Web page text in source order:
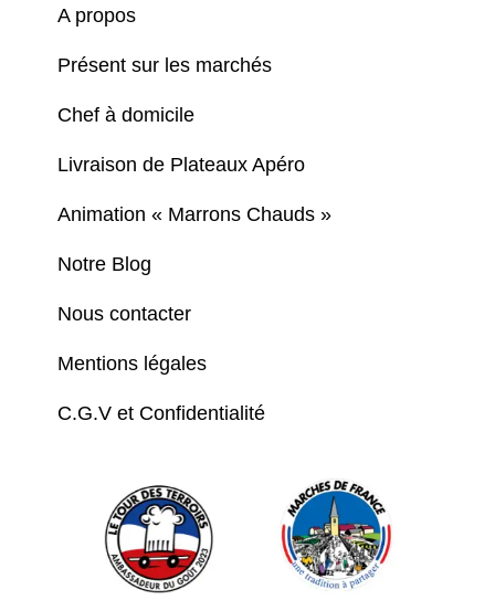
A propos
Présent sur les marchés
Chef à domicile
Livraison de Plateaux Apéro
Animation « Marrons Chauds »
Notre Blog
Nous contacter
Mentions légales
C.G.V et Confidentialité